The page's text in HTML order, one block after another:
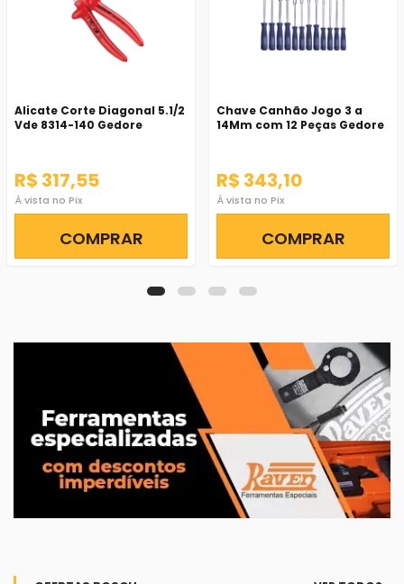
Alicate Corte Diagonal 5.1/2
Vde 8314-140 Gedore
R$ 317,55
À vista no Pix
COMPRAR
Chave Canhão Jogo 3 a
14Mm com 12 Peças Gedore
R$ 343,10
À vista no Pix
COMPRAR